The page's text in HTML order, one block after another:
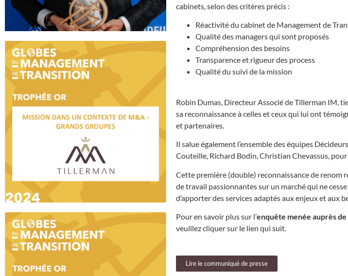
cabinets, selon des critères précis :
Réactivité du cabinet de Management de
Qualité des managers qui sont proposés
Compréhension des besoins
Transparence et rigueur des process
Qualité du suivi de la mission
Robin Dumas, Directeur Associé de Tillerman IM,
sa reconnaissance à celles et ceux qui lui ont
et partenaires.
Il salue également l’ensemble des équipes
Couteille, Richard Bodin, Christian Chevassus,
Cette première (double) reconnaissance de renom
de travail passionnantes sur un marché qui ne
d’apporter des services adaptés aux enjeux et aux
Pour en savoir plus sur l’enquête menée auprès
veuillez cliquer sur le lien qui suit.
Lire le communiqué de presse